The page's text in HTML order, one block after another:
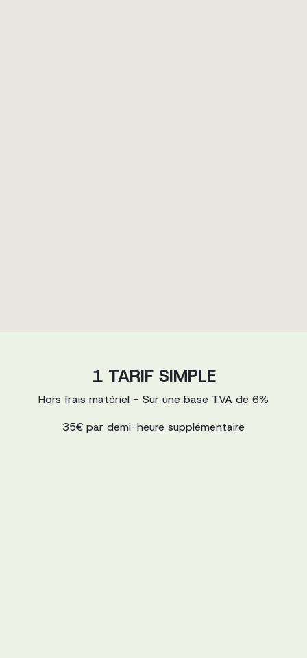
1 TARIF SIMPLE
Hors frais matériel - Sur une base TVA de 6%
35€ par demi-heure supplémentaire